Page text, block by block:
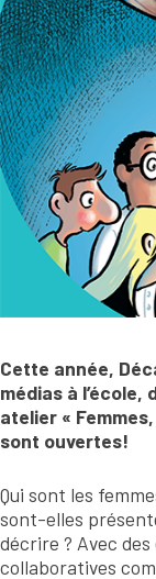
Cette année,
médias à l’école,
atelier «
sont ouvertes!
Qui sont les
sont-elles
décrire ? Avec
collaboratives